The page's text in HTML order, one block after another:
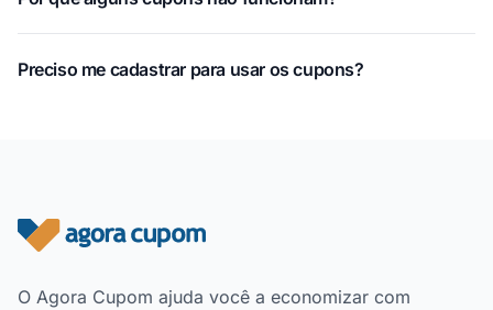
Preciso me cadastrar para usar os cupons?
Rodapé do site
O Agora Cupom ajuda você a economizar com